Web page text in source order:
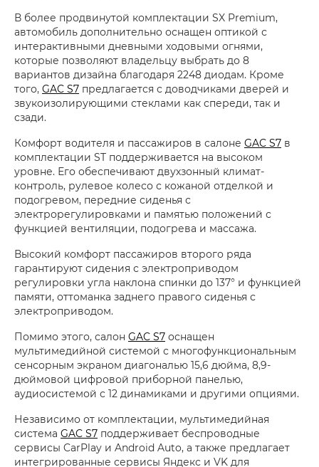
В более продвинутой комплектации SX Premium,
автомобиль дополнительно оснащен оптикой с
интерактивными дневными ходовыми огнями,
которые позволяют владельцу выбрать до 8
вариантов дизайна благодаря 2248 диодам. Кроме
того, GAC S7 предлагается с доводчиками дверей и
звукоизолирующими стеклами как спереди, так и
сзади.
Комфорт водителя и пассажиров в салоне GAC S7 в
комплектации ST поддерживается на высоком
уровне. Его обеспечивают двухзонный климат-
контроль, рулевое колесо с кожаной отделкой и
подогревом, передние сиденья с
электрорегулировками и памятью положений с
функцией вентиляции, подогрева и массажа.
Высокий комфорт пассажиров второго ряда
гарантируют сидения с электроприводом
регулировки угла наклона спинки до 137° и функцией
памяти, оттоманка заднего правого сиденья с
электроприводом.
Помимо этого, салон GAC S7 оснащен
мультимедийной системой с многофункциональным
сенсорным экраном диагональю 15,6 дюйма, 8,9-
дюймовой цифровой приборной панелью,
аудиосистемой с 12 динамиками и другими опциями.
Независимо от комплектации, мультимедийная
система GAC S7 поддерживает беспроводные
сервисы CarPlay и Android Auto, а также предлагает
интегрированные сервисы Яндекс и VK для